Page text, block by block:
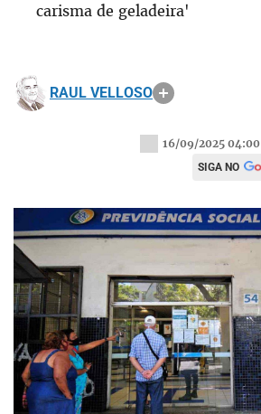
carisma de geladeira'
RAUL VELLOSO
16/09/2025 04:00
SIGA NO